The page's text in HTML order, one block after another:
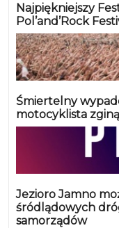
Najpiękniejszy
Pol’and’Rock
Śmiertelny
motocyklista
Jezioro Jamno
śródlądowych
samorządów